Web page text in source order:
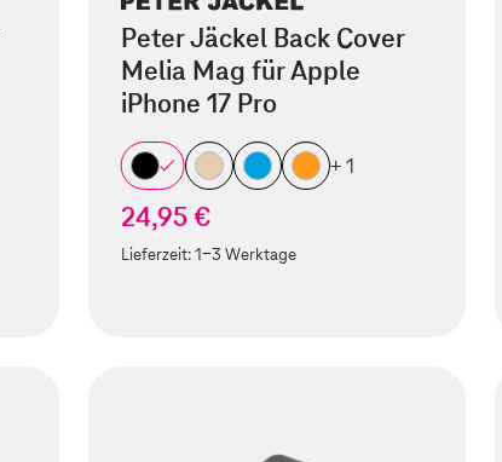
Peter Jäckel Back Cover
Melia Mag für Apple
iPhone 17 Pro
+ 1
24,95 €
Lieferzeit:1-3 Werktage